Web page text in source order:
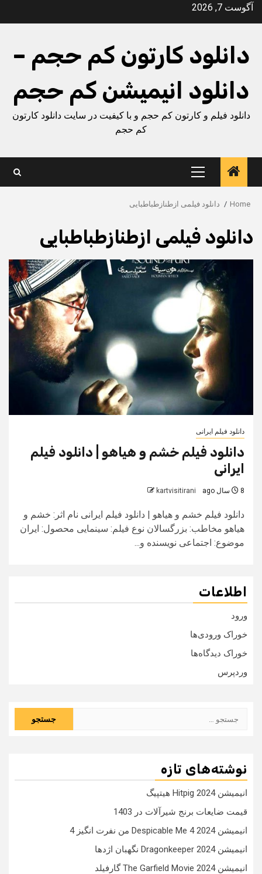
Skipآگوست 7, 2026
دانلود کارتون کم حجم –
دانلود انیمیشن کم حجم
دانلود فیلم و کارتون کم حجم و با کیفیت در سایت دانلود کارتون
کم حجم
Primary
Menu
Home دانلود فیلمی ازطنازطباطبایی
دانلود فیلمی ازطنازطباطبایی
دانلود فیلم ایرانی
دانلود فیلم خشم و هیاهو | دانلود فیلم
ایرانی
8 سال ago kartvisitirani
دانلود فیلم خشم و هیاهو | دانلود فیلم ایرانی نام اثر: خشم و
هیاهو مخاطب: بزرگسالان نوع فیلم: سینمایی محصول: ایران
موضوع: اجتماعی نویسنده و...
اطلاعات
ورود
خوراک ورودی‌ها
خوراک دیدگاه‌ها
وردپرس
نوشته‌های تازه
انیمیشن Hitpig 2024 هیتپیگ
قیمت ضایعات برنج شیرآلات در 1403
انیمیشن Despicable Me 4 2024 من نفرت انگیز 4
انیمیشن Dragonkeeper 2024 نگهبان اژدها
انیمیشن The Garfield Movie 2024 گارفیلد